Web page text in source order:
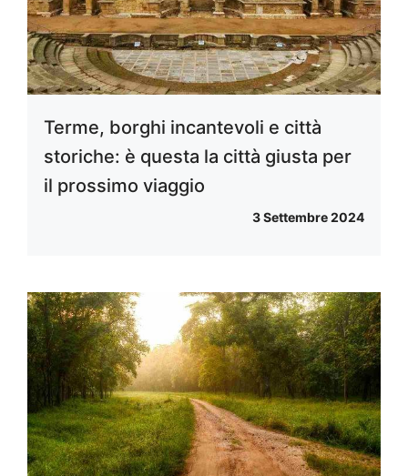
Terme, borghi incantevoli e città
storiche: è questa la città giusta per
il prossimo viaggio
3 Settembre 2024